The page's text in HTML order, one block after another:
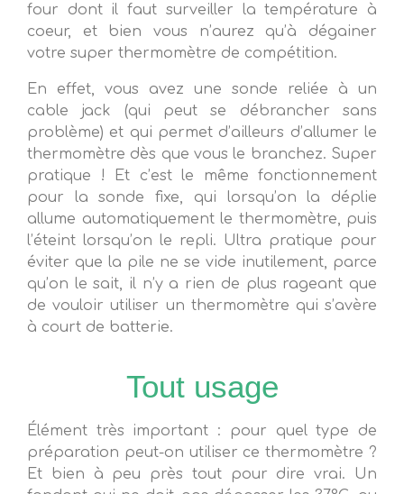
four dont il faut surveiller la température à
coeur, et bien vous n’aurez qu’à dégainer
votre super thermomètre de compétition.
En effet, vous avez une sonde reliée à un
cable jack (qui peut se débrancher sans
problème) et qui permet d’ailleurs d’allumer le
thermomètre dès que vous le branchez. Super
pratique ! Et c’est le même fonctionnement
pour la sonde fixe, qui lorsqu’on la déplie
allume automatiquement le thermomètre, puis
l’éteint lorsqu’on le repli. Ultra pratique pour
éviter que la pile ne se vide inutilement, parce
qu’on le sait, il n’y a rien de plus rageant que
de vouloir utiliser un thermomètre qui s’avère
à court de batterie.
Tout usage
Élément très important : pour quel type de
préparation peut-on utiliser ce thermomètre ?
Et bien à peu près tout pour dire vrai. Un